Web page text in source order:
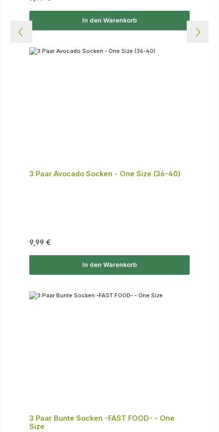
In den Warenkorb
3 Paar Avocado Socken - One Size (36-40)
Regulärer Preis:
9,99 €
In den Warenkorb
3 Paar Bunte Socken -FAST FOOD- - One
Size